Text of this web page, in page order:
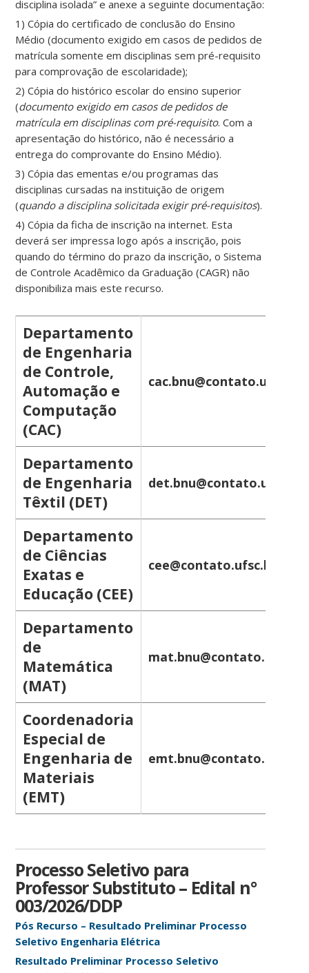
disciplina isolada” e anexe a seguinte documentação:
1) Cópia do certificado de conclusão do Ensino
Médio (documento exigido em casos de pedidos de
matrícula somente em disciplinas sem pré-requisito
para comprovação de escolaridade);
2) Cópia do histórico escolar do ensino superior
(documento exigido em casos de pedidos de
matrícula em disciplinas com pré-requisito. Com a
apresentação do histórico, não é necessário a
entrega do comprovante do Ensino Médio).
3) Cópia das ementas e/ou programas das
disciplinas cursadas na instituição de origem
(quando a disciplina solicitada exigir pré-requisitos).
4) Cópia da ficha de inscrição na internet. Esta
deverá ser impressa logo após a inscrição, pois
quando do término do prazo da inscrição, o Sistema
de Controle Acadêmico da Graduação (CAGR) não
disponibiliza mais este recurso.
Departamento
de Engenharia
de Controle,
Automação e
Computação
(CAC)
cac.bnu@contato.ufsc.br
Departamento
de Engenharia
Têxtil (DET)
det.bnu@contato.ufsc.br
Departamento
de Ciências
Exatas e
Educação (CEE)
cee@contato.ufsc.br
Departamento
de
Matemática
(MAT)
mat.bnu@contato.ufsc.br
Coordenadoria
Especial de
Engenharia de
Materiais
(EMT)
emt.bnu@contato.ufsc.br
Processo Seletivo para
Professor Substituto – Edital n°
003/2026/DDP
Pós Recurso – Resultado Preliminar Processo
Seletivo Engenharia Elétrica
Resultado Preliminar Processo Seletivo